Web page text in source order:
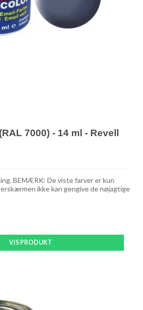
7000) - 14 ml - Revell
BEMÆRK: De viste farver er kun
ikke kan gengive de nøjagtige
VIS PRODUKT